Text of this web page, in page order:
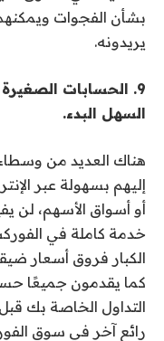
بشأن الفجوات
يريدونه.
9. الحسابات
السهل البدء.
هناك العديد من
إليهم بسهولة عبر
أو أسواق الأسهم، لن
خدمة كاملة في
الكبار فروق أسعار
كما يقدمون جميعًا
التداول الخاصة بك
رائع آخر في سوق